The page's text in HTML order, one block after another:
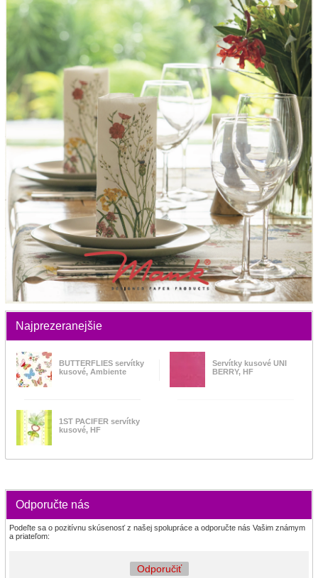
Najprezeranejšie
BUTTERFLIES servítky
kusové, Ambiente
Servítky kusové UNI
BERRY, HF
1ST PACIFER servítky
kusové, HF
Odporučte nás
Podeľte sa o pozitívnu skúsenosť z našej spolupráce a odporučte nás Vašim známym
a priateľom:
Odporučiť